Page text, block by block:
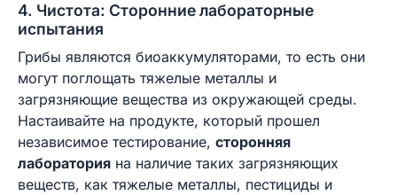
4. Чистота: Сторонние лабораторные
испытания
Грибы являются биоаккумуляторами, то есть они
могут поглощать тяжелые металлы и
загрязняющие вещества из окружающей среды.
Настаивайте на продукте, который прошел
независимое тестирование, сторонняя
лаборатория на наличие таких загрязняющих
веществ, как тяжелые металлы, пестициды и